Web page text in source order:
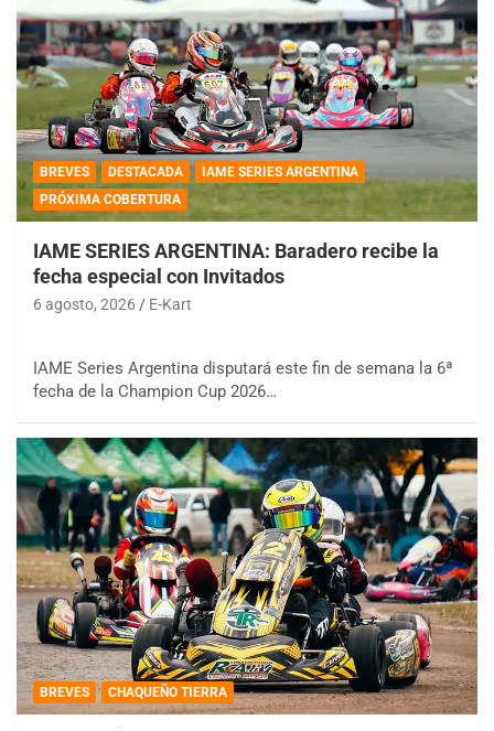
BREVES DESTACADA
IAME SERIES ARGENTINA
PRÓXIMA COBERTURA
IAME SERIES ARGENTINA: Baradero recibe la
fecha especial con Invitados
6 agosto, 2026 E-Kart
IAME Series Argentina disputará este fin de semana la 6ª
fecha de la Champion Cup 2026…
BREVES CHAQUEÑO TIERRA